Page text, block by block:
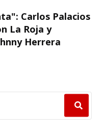
Carlos Palacios
La Roja y
Herrera